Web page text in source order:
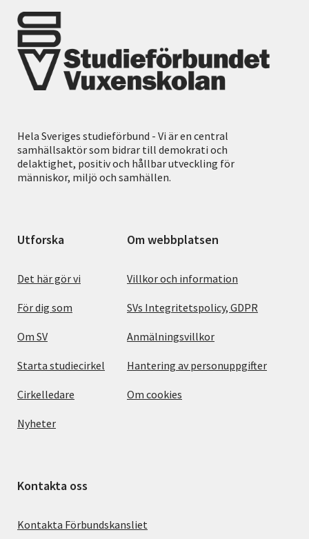
Hela Sveriges studieförbund - Vi är en central
samhällsaktör som bidrar till demokrati och
delaktighet, positiv och hållbar utveckling för
människor, miljö och samhällen.
Utforska
Det här gör vi
För dig som
Om SV
Starta studiecirkel
Cirkelledare
Nyheter
Om webbplatsen
Villkor och information
SVs Integritetspolicy, GDPR
Anmälningsvillkor
Hantering av personuppgifter
Om cookies
Kontakta oss
Kontakta Förbundskansliet